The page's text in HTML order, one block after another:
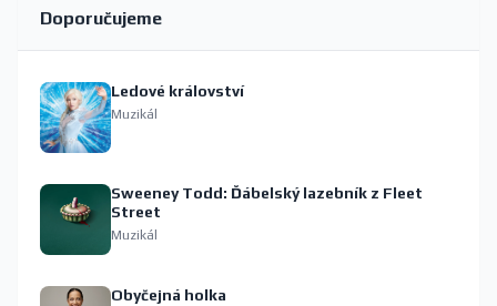
Doporučujeme
Ledové království
Muzikál
Sweeney Todd: Ďábelský lazebník z Fleet
Street
Muzikál
Obyčejná holka